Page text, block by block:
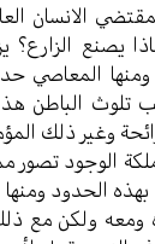
الانسان
یصنع
المعاصي
الباطن هذا
وغیر ذلك
الوجود تصور
الحدود ومنها
ومعه ولکن مع